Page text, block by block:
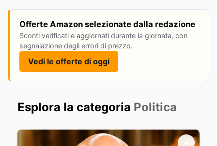
Offerte Amazon selezionate dalla redazione
Sconti verificati e aggiornati durante la giornata, con
segnalazione degli errori di prezzo.
Vedi le offerte di oggi
Esplora la categoria Politica